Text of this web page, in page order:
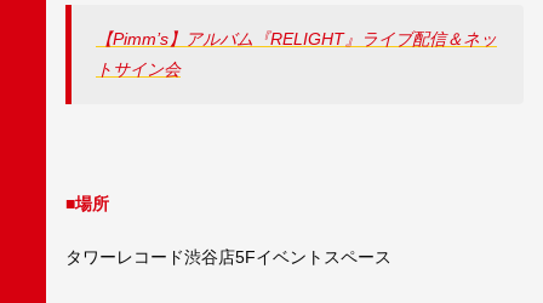
【Pimm’s】アルバム『RELIGHT』ライブ配信＆ネッ
トサイン会
■場所
タワーレコード渋谷店5Fイベントスペース